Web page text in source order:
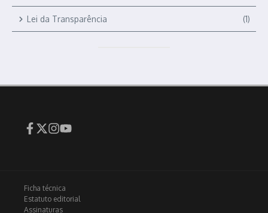
Lei da Transparência (1)
Ficha técnica
Estatuto editorial
Assinaturas